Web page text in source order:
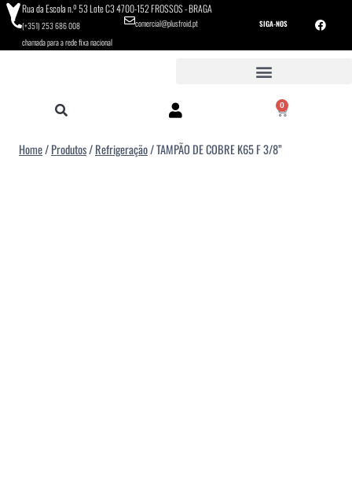
Rua da Escola n.º 53 Lote C3 4700-152 FROSSOS - BRAGA
(+351) 253 686 008
chamada para a rede fixa nacional
comercial@plusfroid.pt SIGA-NOS
0
Home/Produtos/Refrigeração/TAMPÃO DE COBRE K65 F 3/8”